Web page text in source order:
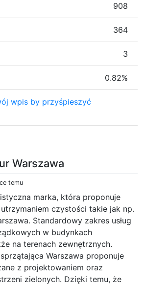
Warszawa
temu
marka, która proponuje
utrzymaniem czystości takie jak np.
Standardowy zakres usług
w budynkach
na terenach zewnętrznych.
Warszawa proponuje
z projektowaniem oraz
zielonych. Dzięki temu, że
908
364
3
0.82%
wpis by przyśpieszyć